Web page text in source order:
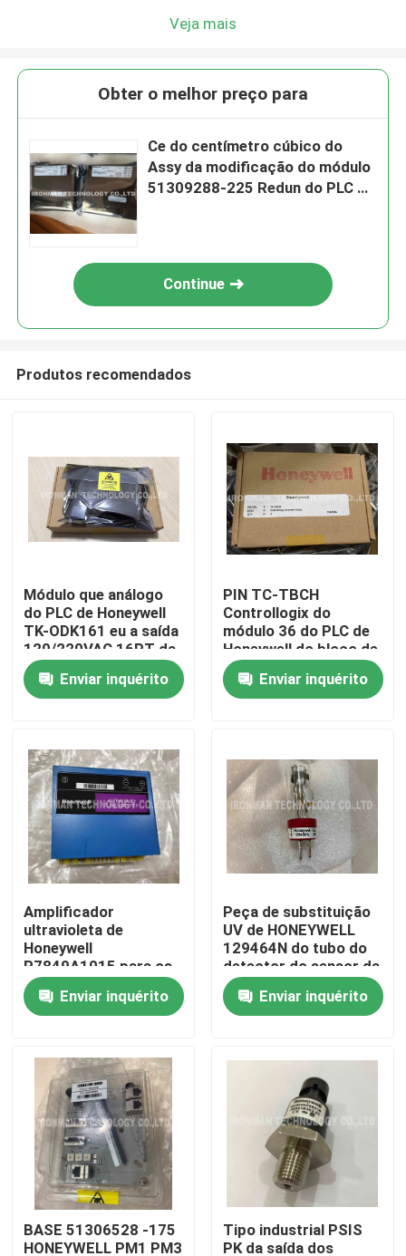
Produtos
Sobre nós
Excursão da fábrica
Controle da qualidade
Contacte-nos
Notícia
Casos
Módulo de controle do PLC
Módulo do PLC de Honeywell
Veja mais
Obter o melhor preço para
Ce do centímetro cúbico do
Assy da modificação do módulo
51309288-225 Redun do PLC de
Continue
Produtos recomendados
Módulo que análogo
do PLC de Honeywell
TK-ODK161 eu a saída
120/220VAC 16PT da
C.A. de O REVESTI
Enviar inquérito
PIN TC-TBCH
Controllogix do
módulo 36 do PLC de
Honeywell do bloco de
terminais
Enviar inquérito
Amplificador
ultravioleta de
Honeywell
R7849A1015 para os
módulos de relé de
7800 SÉRIES
Enviar inquérito
Peça de substituição
UV de HONEYWELL
129464N do tubo do
detector do sensor da
chama
Enviar inquérito
BASE 51306528 -175
HONEYWELL PM1 PM3
Tipo industrial PSIS
PK da saída dos